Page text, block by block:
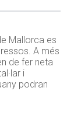
Mallorca es
A més
de fer neta
i
podran